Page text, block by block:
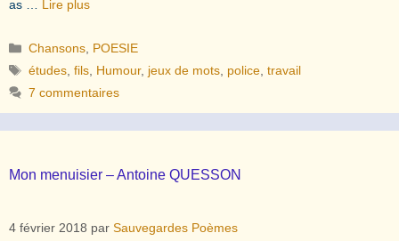
as … Lire plus
Catégories
Chansons POESIE
Étiquettes
études ,fils Humour, jeux de mots police ,travail
7 commentaires
Mon menuisier – Antoine QUESSON
4 février 2018 par Sauvegardes Poèmes